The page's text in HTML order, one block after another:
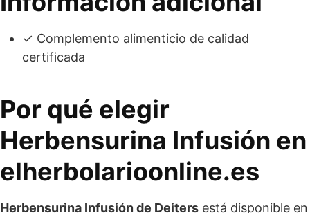
✓ Complemento alimenticio de calidad
certificada
Por qué elegir
Herbensurina Infusión en
elherbolarioonline.es
Herbensurina Infusión de Deiters está disponible en